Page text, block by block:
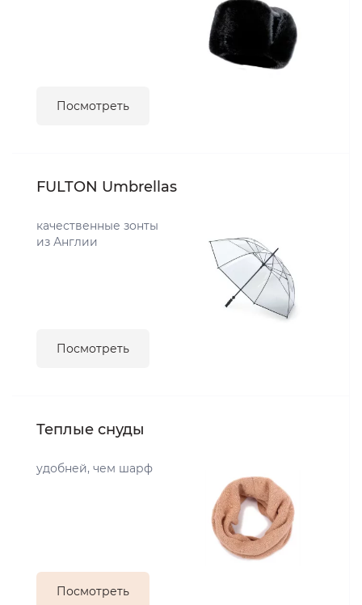
Посмотреть
FULTON Umbrellas
качественные зонты
из Англии
Посмотреть
Теплые снуды
удобней, чем шарф
Посмотреть